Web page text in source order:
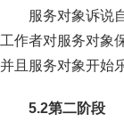
服务对象诉说
工作者对服务对象
并且服务对象开始
5.2第二阶段